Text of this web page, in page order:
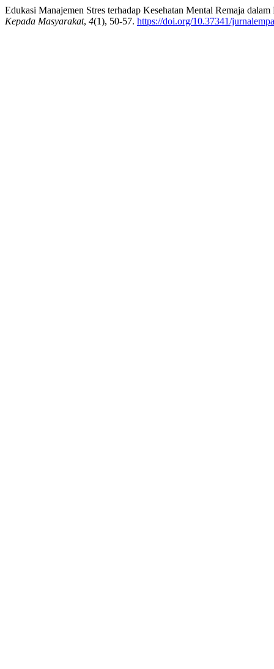
Edukasi Manajemen Stres terhadap Kesehatan Mental Remaja
Kepada Masyarakat, 4(1), 50-57. https://doi.org/10.37341/